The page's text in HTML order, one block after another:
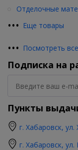
••• Еще товары
Отделочные
••• Посмотреть
Подписка на
Пункты
г. Хабаровск,
г. Хабаровск,